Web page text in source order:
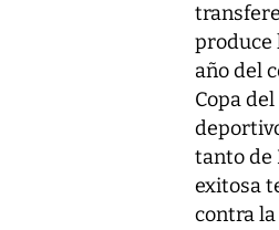
produce
año del
Copa
tanto de
exitosa
contra